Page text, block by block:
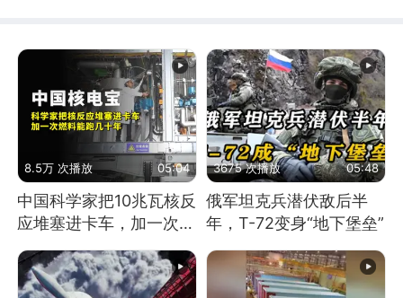
8.5万 次播放 05:04
中国科学家把10兆瓦核反
应堆塞进卡车，加一次燃
3675 次播放 05:48
俄军坦克兵潜伏敌后半
年，T-72变身“地下堡垒”